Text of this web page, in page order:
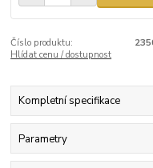
Číslo produktu:
Hlídat cenu / dostupnost
Kompletní specifikace
Parametry